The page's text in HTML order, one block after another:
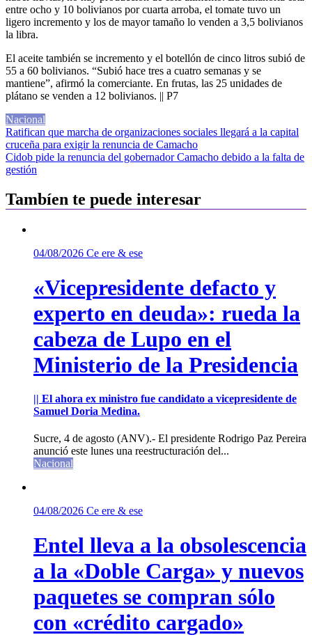
entre ocho y 10 bolivianos por cuarta arroba, el tomate tuvo un
ligero incremento y los de mayor tamaño lo venden a 3,5 bolivianos
la libra.
El aceite también se incremento y el botellón de cinco litros subió de
55 a 60 bolivianos. “Subió hace tres a cuatro semanas y se
mantiene”, afirmó la comerciante. En frutas, las 25 unidades de
plátano se venden a 12 bolivianos. || P7
Nacional
Navegación
de
entradas
Ratifican que marcha de organizaciones sociales llegará a la capital
cruceña para exigir la renuncia de Camacho
Cidob pide la renuncia del gobernador Camacho debido a la falta de
gestión
Tambíen te puede interesar
04/08/2026 Ce ere & ese
«Vicepresidente defacto y
experto en deuda»: rueda la
cabeza de Lupo en el
Ministerio de la Presidencia
|| El ahora ex ministro fue candidato a vicepresidente de
Samuel Doria Medina.
Sucre, 4 de agosto (ANV).- El presidente Rodrigo Paz Pereira
anunció este lunes una reestructuración del...
Nacional
04/08/2026 Ce ere & ese
Entel lleva a la obsolescencia
a la «Doble Carga» y nuevos
paquetes se compran sólo
con «crédito cargado»